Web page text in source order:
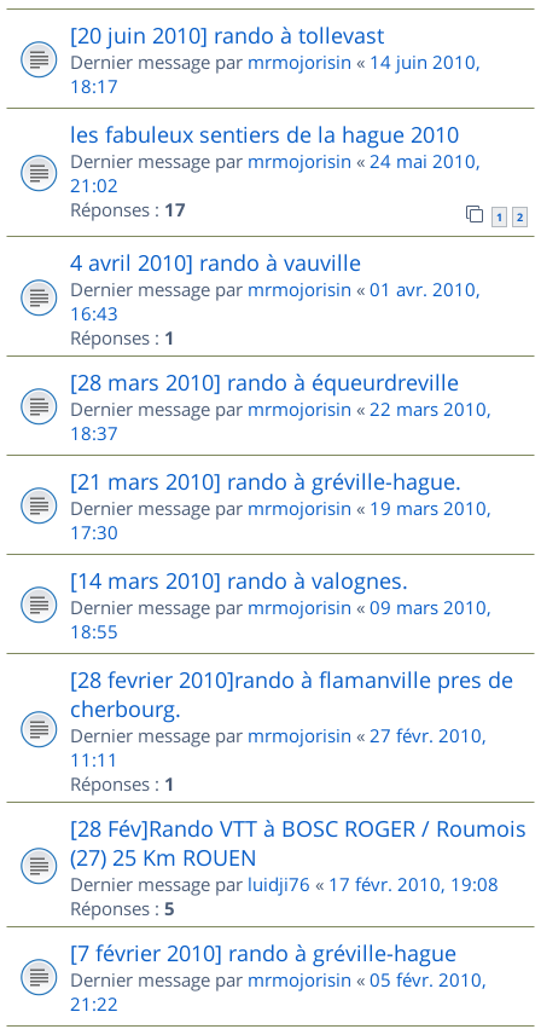
[20 juin 2010] rando à tollevast
Dernier message par mrmojorisin « 14 juin 2010,
18:17
les fabuleux sentiers de la hague 2010
Dernier message par mrmojorisin « 24 mai 2010,
21:02
Réponses : 17 1 2
4 avril 2010] rando à vauville
Dernier message par mrmojorisin « 01 avr. 2010,
16:43
Réponses : 1
[28 mars 2010] rando à équeurdreville
Dernier message par mrmojorisin « 22 mars 2010,
18:37
[21 mars 2010] rando à gréville-hague.
Dernier message par mrmojorisin « 19 mars 2010,
17:30
[14 mars 2010] rando à valognes.
Dernier message par mrmojorisin « 09 mars 2010,
18:55
[28 fevrier 2010]rando à flamanville pres de
cherbourg.
Dernier message par mrmojorisin « 27 févr. 2010,
11:11
Réponses : 1
[28 Fév]Rando VTT à BOSC ROGER / Roumois
(27) 25 Km ROUEN
Dernier message par luidji76 « 17 févr. 2010, 19:08
Réponses : 5
[7 février 2010] rando à gréville-hague
Dernier message par mrmojorisin « 05 févr. 2010,
21:22